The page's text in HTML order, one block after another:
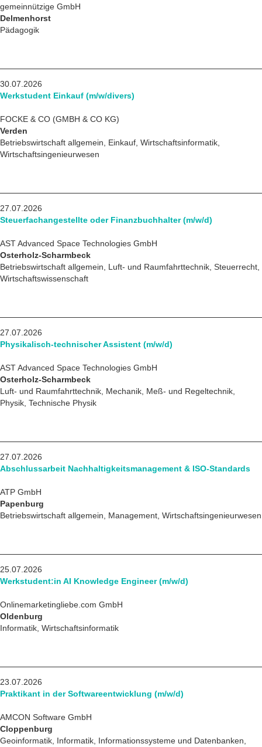
gemeinnützige GmbH
Delmenhorst
Pädagogik
30.07.2026
Werkstudent Einkauf (m/w/divers)
FOCKE & CO (GMBH & CO KG)
Verden
Betriebswirtschaft allgemein, Einkauf, Wirtschaftsinformatik,
Wirtschaftsingenieurwesen
27.07.2026
Steuerfachangestellte oder Finanzbuchhalter (m/w/d)
AST Advanced Space Technologies GmbH
Osterholz-Scharmbeck
Betriebswirtschaft allgemein, Luft- und Raumfahrttechnik, Steuerrecht,
Wirtschaftswissenschaft
27.07.2026
Physikalisch-technischer Assistent (m/w/d)
AST Advanced Space Technologies GmbH
Osterholz-Scharmbeck
Luft- und Raumfahrttechnik, Mechanik, Meß- und Regeltechnik,
Physik, Technische Physik
27.07.2026
Abschlussarbeit Nachhaltigkeitsmanagement & ISO-Standards
ATP GmbH
Papenburg
Betriebswirtschaft allgemein, Management, Wirtschaftsingenieurwesen
25.07.2026
Werkstudent:in AI Knowledge Engineer (m/w/d)
Onlinemarketingliebe.com GmbH
Oldenburg
Informatik, Wirtschaftsinformatik
23.07.2026
Praktikant in der Softwareentwicklung (m/w/d)
AMCON Software GmbH
Cloppenburg
Geoinformatik, Informatik, Informationssysteme und Datenbanken,